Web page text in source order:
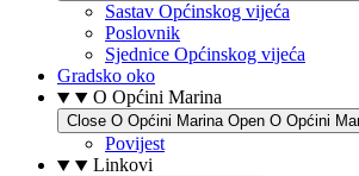
Sastav Općinskog vijeća
Poslovnik
Sjednice Općinskog vijeća
Gradsko oko
O Općini Marina
Close O Općini Marina Open O Općini
Povijest
Linkovi